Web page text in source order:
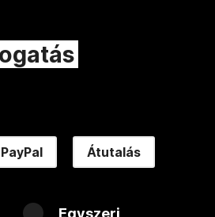
PayPal Átutalás
Egyszeri